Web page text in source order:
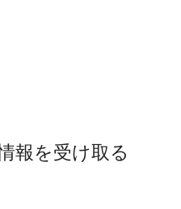
報を受け取る